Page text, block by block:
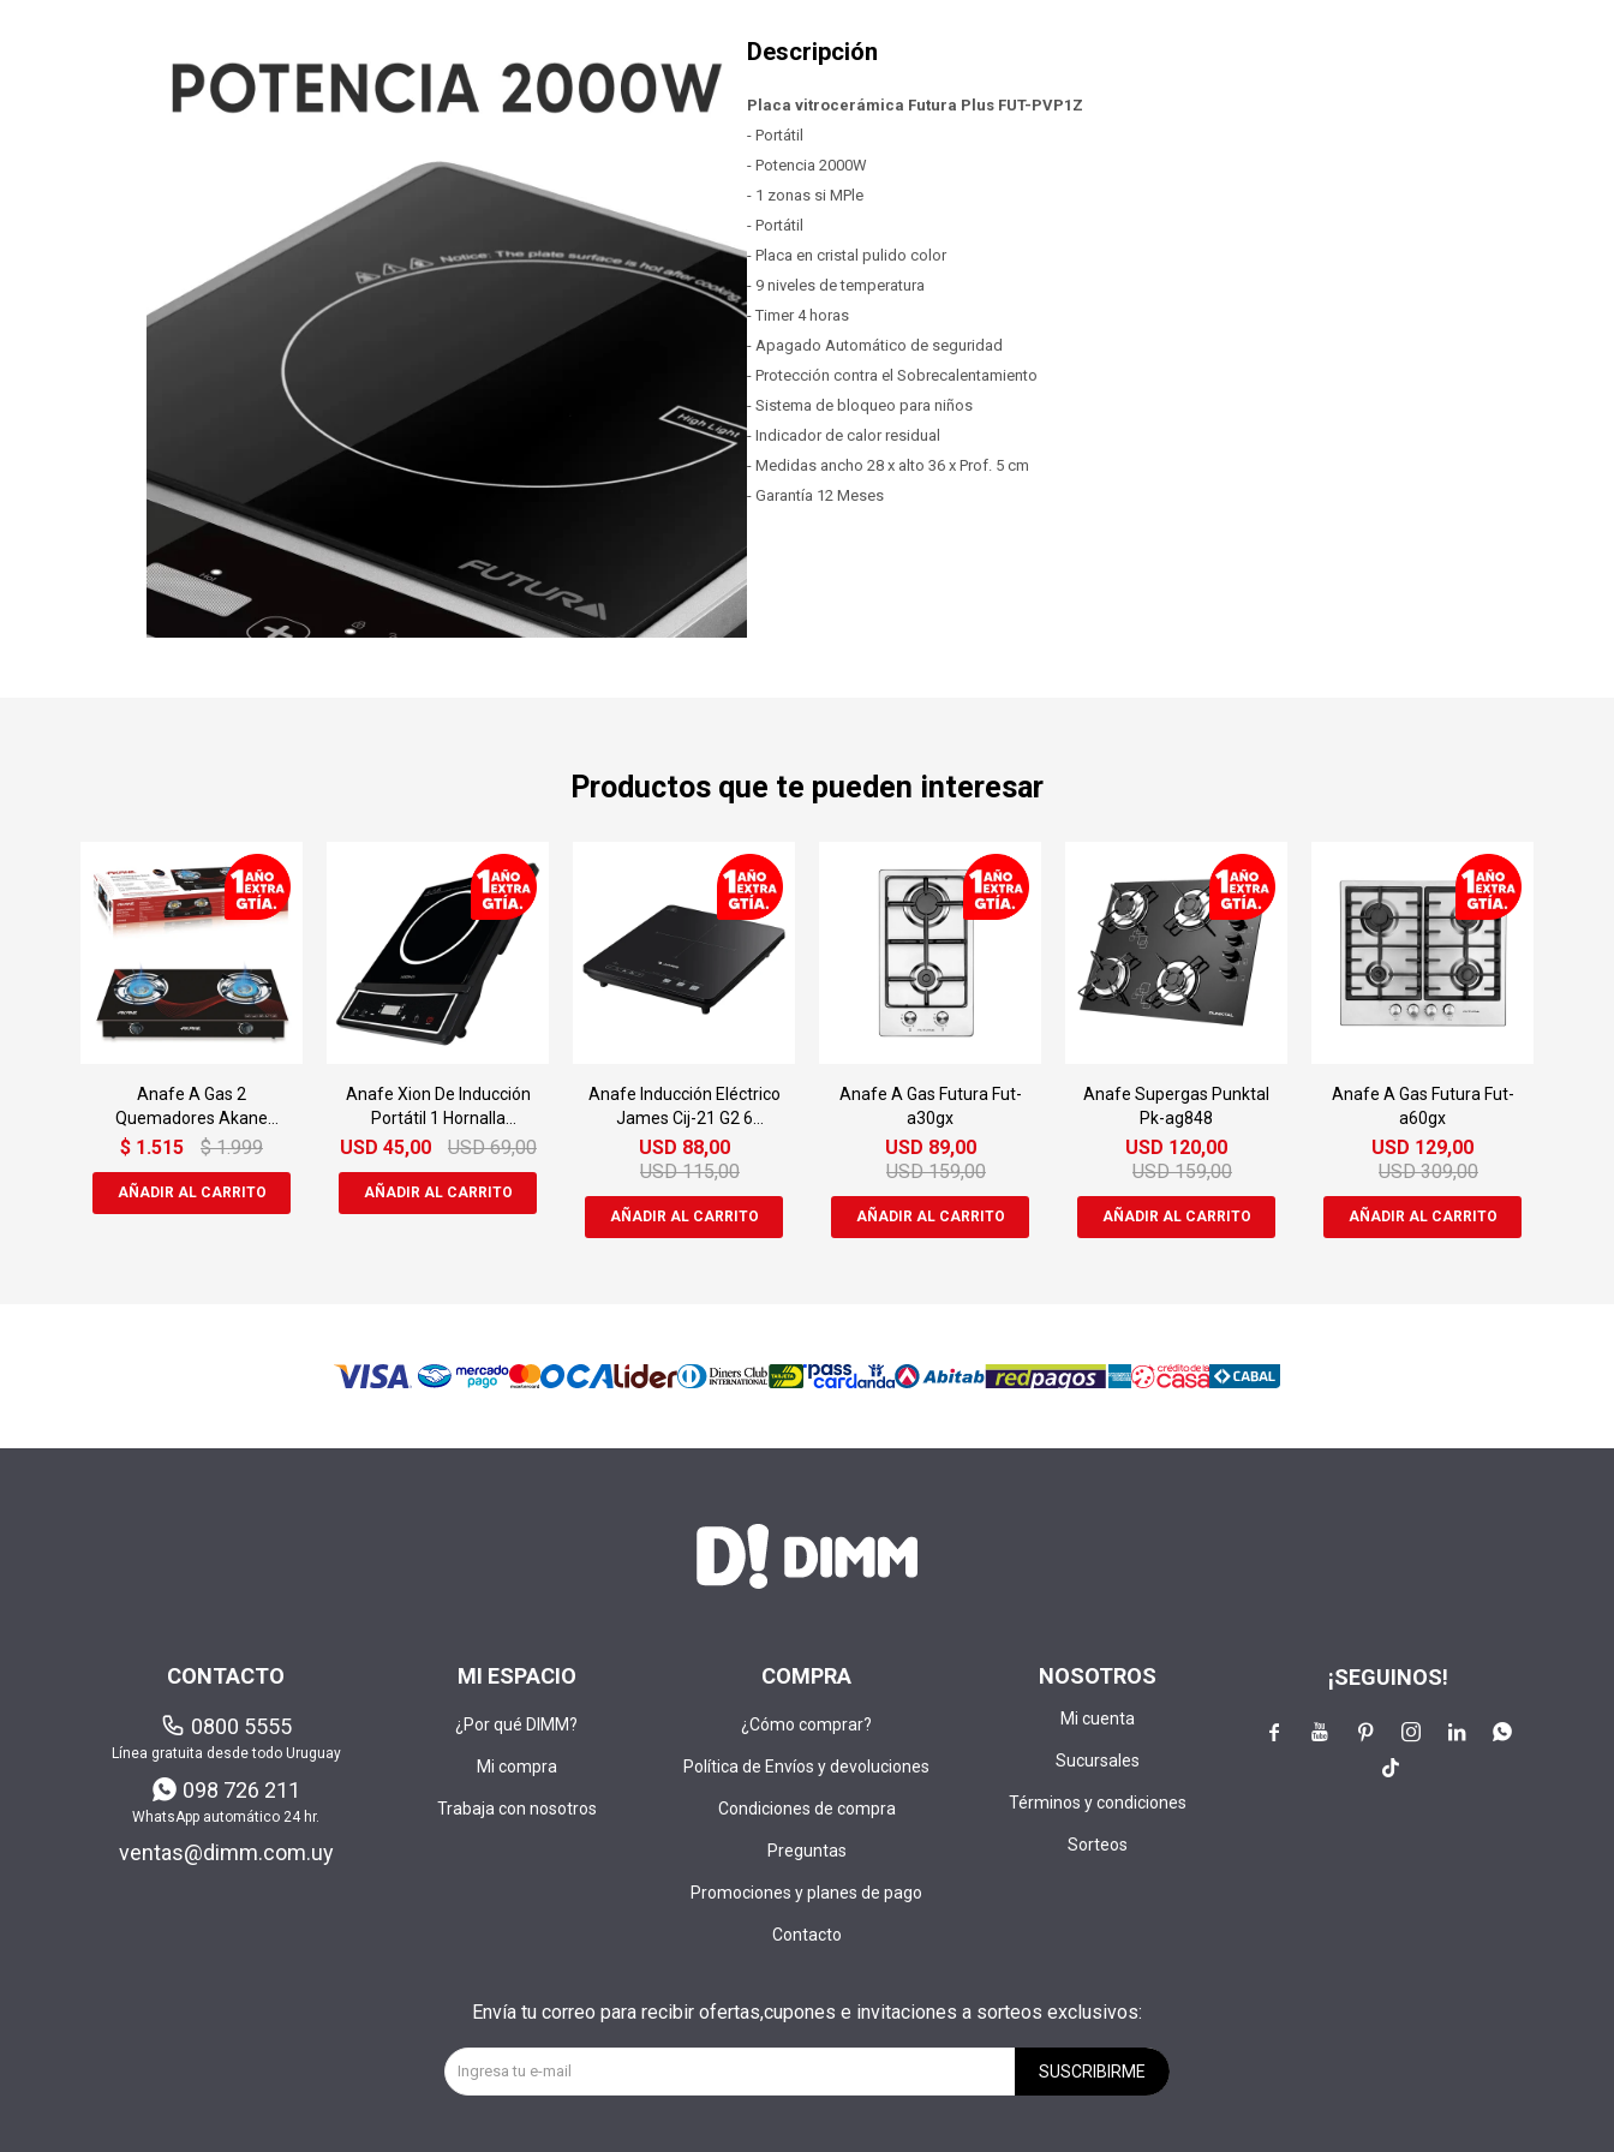
Placa vitrocerámica Futura Plus FUT-PVP1Z
- Portátil
- Potencia 2000W
- 1 zonas si MPle
- Portátil
- Placa en cristal pulido color
- 9 niveles de temperatura
- Timer 4 horas
- Apagado Automático de seguridad
- Protección contra el Sobrecalentamiento
- Sistema de bloqueo para niños
- Indicador de calor residual
- Medidas ancho 28 x alto 36 x Prof. 5 cm
- Garantía 12 Meses
Productos que te pueden interesar
Anafe A Gas 2
Quemadores Akane
Vidrio Templado 82255
$ 1.515 $ 1.999
Anafe Xion De Inducción
Portátil 1 Hornalla
Eléctrico
USD 45,00 USD 69,00
Anafe Inducción Eléctrico
James Cij-21 G2 6
Funciones
USD 88,00
USD 115,00
Anafe A Gas Futura Fut-
a30gx
USD 89,00
USD 159,00
Anafe Supergas Punktal
Pk-ag848
USD 120,00
USD 159,00
Anafe A Gas Futura Fut-
a60gx
USD 129,00
USD 309,00
MI ESPACIO
¿Por qué DIMM?
Mi compra
Trabaja con nosotros
COMPRA
¿Cómo comprar?
Política de Envíos y devoluciones
Condiciones de compra
Preguntas
Promociones y planes de pago
Contacto
NOSOTROS
Mi cuenta
Sucursales
Términos y condiciones
Sorteos
CONTACTO
0800 5555
Línea gratuita desde todo Uruguay
098 726 211
WhatsApp automático 24 hr.
ventas@dimm.com.uy
Envía tu correo para recibir ofertas,cupones e invitaciones a sorteos exclusivos:
SUSCRIBIRME
¡SEGUINOS!
    

